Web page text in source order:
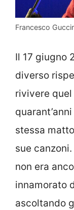
Francesco
Il 17 giugno
diverso
rivivere quel
stessa
sue
non era
innamorato
ascoltando